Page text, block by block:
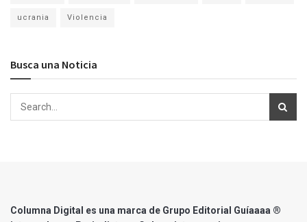
ucrania Violencia
Busca una Noticia
Columna Digital es una marca de Grupo Editorial Guíaaaa ®